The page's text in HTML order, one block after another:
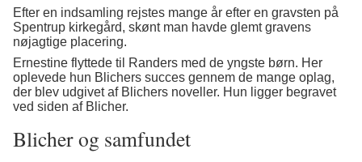
Efter en indsamling rejstes mange år efter en gravsten på
Spentrup kirkegård, skønt man havde glemt gravens
nøjagtige placering.
Ernestine flyttede til Randers med de yngste børn. Her
oplevede hun Blichers succes gennem de mange oplag,
der blev udgivet af Blichers noveller. Hun ligger begravet
ved siden af Blicher.
Blicher og samfundet